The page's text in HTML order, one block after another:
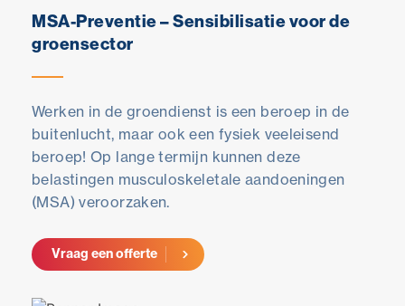
MSA-Preventie – Sensibilisatie voor de
groensector
Werken in de groendienst is een beroep in de
buitenlucht, maar ook een fysiek veeleisend
beroep! Op lange termijn kunnen deze
belastingen musculoskeletale aandoeningen
(MSA) veroorzaken.
Vraag een offerte